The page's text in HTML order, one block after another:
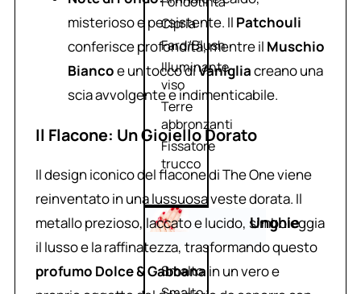
Cipria
Fard/Blush
Illuminante
viso
Terre
abbronzanti
Fissatore
trucco
Unghie
Smalto
misterioso e persistente. Il Patchouli
conferisce profondità, mentre il Muschio
Biancoe un tocco diVanigliacreano una
scia avvolgente e indimenticabile.
Il Flacone: Un Gioiello Dorato
Il design iconico del flacone di The One viene
reinventato in una lussuosa veste dorata. Il
metallo prezioso, laccato e lucido, simboleggia
il lusso e la raffinatezza, trasformando questo
profumo Dolce & Gabbana in un vero e